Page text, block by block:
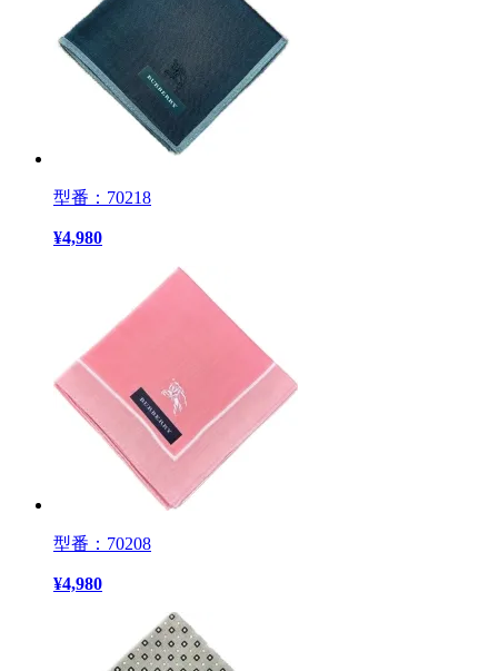
型番：70218
¥4,980
型番：70208
¥4,980